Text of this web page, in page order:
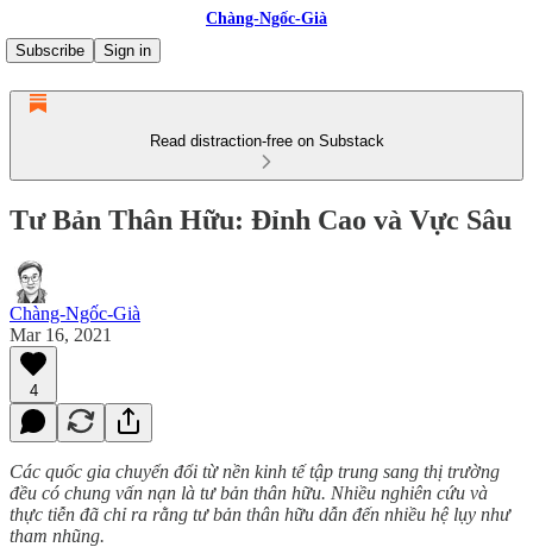
Chàng-Ngốc-Già
Subscribe
Sign in
Read distraction-free on Substack
Tư Bản Thân Hữu: Đỉnh Cao và Vực Sâu
Chàng-Ngốc-Già
Mar 16, 2021
4
Các quốc gia chuyển đổi từ nền kinh tế tập trung sang thị trường
đều có chung vấn nạn là tư bản thân hữu. Nhiều nghiên cứu và
thực tiễn đã chỉ ra rằng tư bản thân hữu dẫn đến nhiều hệ lụy như
tham nhũng.